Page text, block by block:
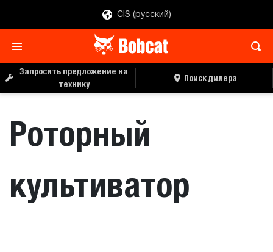
CIS (русский)
Запросить предложение на
технику
Поиск дилера
Роторный
культиватор
ЗАПРОС ЦЕНЫ ПОИСК ДИЛЕРА